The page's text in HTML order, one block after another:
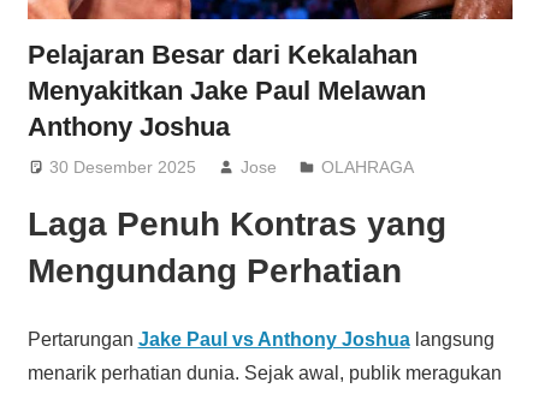
Pelajaran Besar dari Kekalahan
Menyakitkan Jake Paul Melawan
Anthony Joshua
30 Desember 2025 Jose OLAHRAGA
Laga Penuh Kontras yang
Mengundang Perhatian
Pertarungan Jake Paul vs Anthony Joshualangsung
menarik perhatian dunia. Sejak awal, publik meragukan